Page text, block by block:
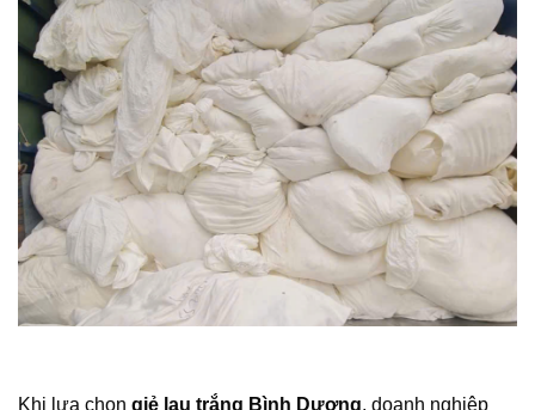
Khi lựa chọn giẻ lau trắng Bình Dương, doanh nghiệp